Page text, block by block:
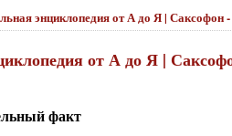
энциклопедия от А до Я | Саксофон
от А до Я |
факт